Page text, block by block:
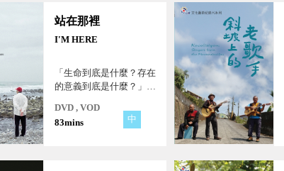
「存在的鄉愁」。
站在那裡
I'M HERE
「生命到底是什麼？存在
的意義到底是什麼？」他
們試著去描寫這樣一個魔
幻寫實般的人間飄影。
DVD , VOD
83mins
中